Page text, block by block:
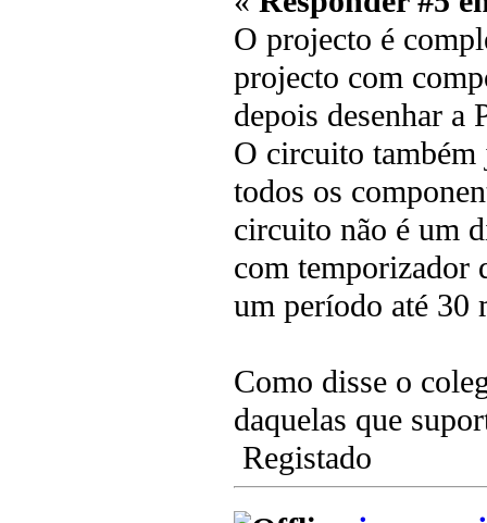
O projecto é
projecto com
depois desenhar a
O circuito também
todos os
circuito não é um
com temporizador
um período até 30
Como disse o
daquelas que
Registado